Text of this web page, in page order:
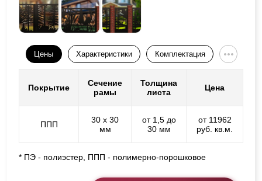
Цены Характеристики Комплектация
Покрытие
Сечение
рамы
Толщина
листа
Цена
ППП
30 х 30
мм
от 1,5 до
30 мм
от 11962
руб. кв.м.
* ПЭ - полиэстер, ППП - полимерно-порошковое